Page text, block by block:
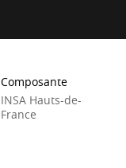
Composante
INSA Hauts-de-
France